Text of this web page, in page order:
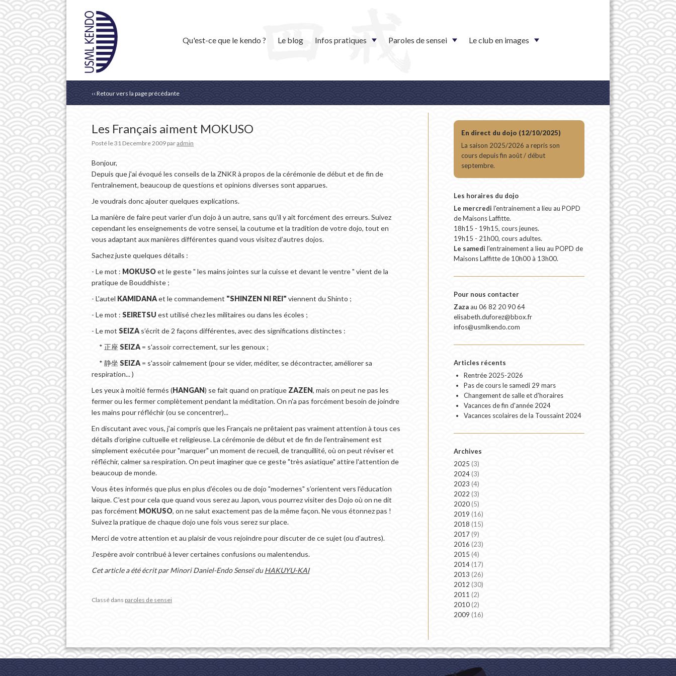
Qu'est-ce que le kendo ? Le blog Infos pratiques Paroles de sensei Le club en images
‹‹ Retour vers la page précédante
Les Français aiment MOKUSO
Posté le31 Decembre 2009paradmin
Bonjour,
Depuis que j'ai évoqué les conseils de la ZNKR à propos de la cérémonie de début et de fin de
l'entraînement, beaucoup de questions et opinions diverses sont apparues.
Je voudrais donc ajouter quelques explications.
La manière de faire peut varier d’un dojo à un autre, sans qu’il y ait forcément des erreurs. Suivez
cependant les enseignements de votre sensei, la coutume et la tradition de votre dojo, tout en
vous adaptant aux manières différentes quand vous visitez d’autres dojos.
Sachez juste quelques détails :
- Le mot : MOKUSOet le geste " les mains jointes sur la cuisse et devant le ventre " vient de la
pratique de Bouddhiste ;
- L'autel KAMIDANAet le commandement "SHINZEN NI REI" viennent du Shinto ;
- Le mot : SEIRETSU est utilisé chez les militaires ou dans les écoles ;
- Le mot SEIZA s’écrit de 2 façons différentes, avec des significations distinctes :
* 正座 SEIZA = s'assoir correctement, sur les genoux ;
* 静坐 SEIZA = s'assoir calmement (pour se vider, méditer, se décontracter, améliorer sa
respiration... )
Les yeux à moitié fermés (HANGAN) se fait quand on pratique ZAZEN, mais on peut ne pas les
fermer ou les fermer complètement pendant la méditation. On n'a pas forcément besoin de joindre
les mains pour réfléchir (ou se concentrer)...
En discutant avec vous, j'ai compris que les Français ne prêtaient pas vraiment attention à tous ces
détails d’origine cultuelle et religieuse. La cérémonie de début et de fin de l'entraînement est
simplement exécutée pour "marquer" un moment de recueil, de tranquillité, où on peut réviser et
réfléchir, calmer sa respiration. On peut imaginer que ce geste "très asiatique" attire l'attention de
beaucoup de monde.
Vous êtes informés que plus en plus d’écoles ou de dojo "modernes" s’orientent vers l'éducation
laïque. C'est pour cela que quand vous serez au Japon, vous pourrez visiter des Dojo où on ne dit
pas forcément MOKUSO, on ne salut exactement pas de la même façon. Ne vous étonnez pas !
Suivez la pratique de chaque dojo une fois vous serez sur place.
Merci de votre attention et au plaisir de vous rejoindre pour discuter de ce sujet (ou d’autres).
J’espère avoir contribué à lever certaines confusions ou malentendus.
Cet article a été écrit par Minori Daniel-Endo Senseï duHAKUYU-KAI
Classé dans paroles de sensei
En direct du dojo (12/10/2025)
La saison 2025/2026 a repris son
cours depuis fin août / début
septembre.
Les horaires du dojo
Le mercredi l'entrainement a lieu au POPD
de Maisons Laffitte.
18h15 - 19h15, cours jeunes.
19h15 - 21h00, cours adultes.
Le samedi l'entrainement a lieu au POPD de
Maisons Laffitte de 10h00 à 13h00.
Pour nous contacter
Zazaau 06 82 20 90 64
elisabeth.duforez@bbox.fr
infos@usmlkendo.com
Articles récents
Rentrée 2025-2026
Pas de cours le samedi 29 mars
Changement de salle et d'horaires
Vacances de fin d'année 2024
Vacances scolaires de la Toussaint 2024
Archives
2025 (3)
2024(3)
2023 (4)
2022 (3)
2020 (5)
2019 (16)
2018 (15)
2017 (9)
2016 (23)
2015 (4)
2014(17)
2013 (26)
2012 (30)
2011 (2)
2010(2)
2009 (16)